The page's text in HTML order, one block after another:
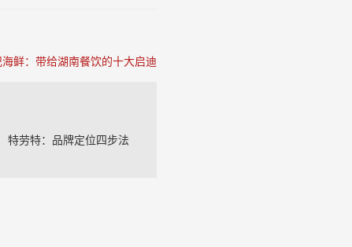
鲜：带给湖南餐饮的十大启迪
特劳特：品牌定位四步法